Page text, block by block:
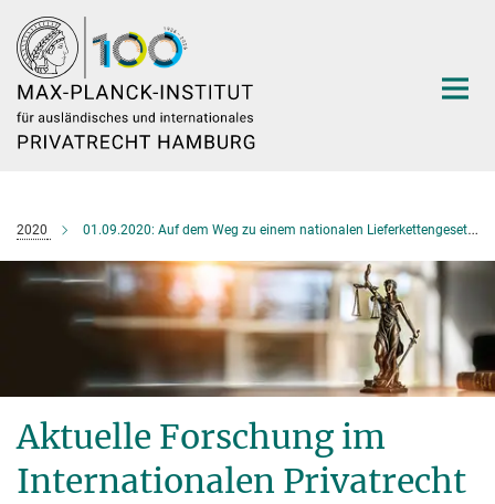
Hauptinhalt
2020 01.09.2020: Auf dem Weg zu einem nationalen Lieferkettengesetz?
Aktuelle Forschung im
Internationalen Privatrecht